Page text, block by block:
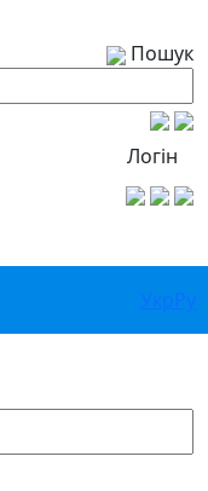
Пошук
Логін
УкрРу